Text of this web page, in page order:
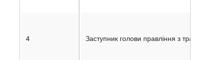
Заступник голови правління з транспорту
4